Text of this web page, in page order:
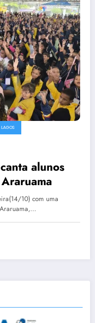
alunos
10) com uma